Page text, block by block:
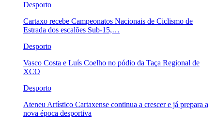
Desporto
Cartaxo recebe Campeonatos Nacionais de Ciclismo de
Estrada dos escalões Sub-15,…
Desporto
Vasco Costa e Luís Coelho no pódio da Taça Regional de
XCO
Desporto
Ateneu Artístico Cartaxense continua a crescer e já prepara a
nova época desportiva